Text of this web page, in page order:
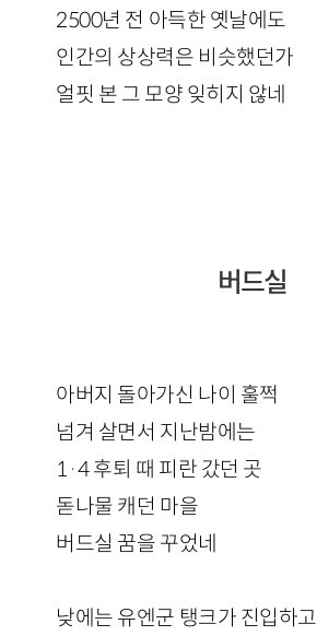
2500년 전 아득한 옛날에도
인간의 상상력은 비슷했던가
얼핏 본 그 모양 잊히지 않네
버드실
아버지 돌아가신 나이 훌쩍
넘겨 살면서 지난밤에는
1·4 후퇴 때 피란 갔던 곳
돋나물 캐던 마을
버드실 꿈을 꾸었네
낮에는 유엔군 탱크가 진입하고